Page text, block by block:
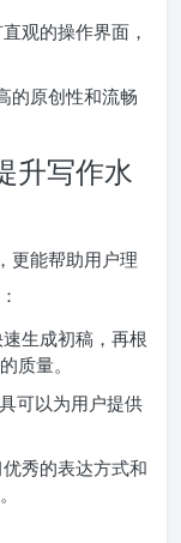
观的操作界面，
的原创性和流畅
升写作水
更能帮助用户理
生成初稿，再根
质量。
可以为用户提供
秀的表达方式和